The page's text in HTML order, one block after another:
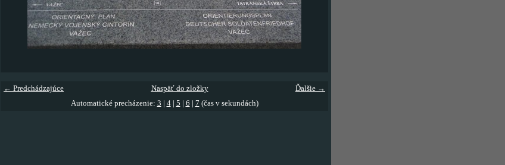
← Predchádzajúce Ďalšie →
Naspäť do zložky
Automatické precházenie: 3 4| 5 6 7 (čas v sekundách)